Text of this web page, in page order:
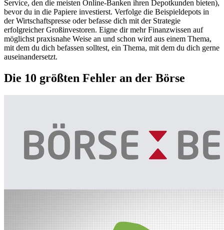
Service, den die meisten Online-Banken ihren Depotkunden bieten),
bevor du in die Papiere investierst. Verfolge die Beispieldepots in
der Wirtschaftspresse oder befasse dich mit der Strategie
erfolgreicher Großinvestoren. Eigne dir mehr Finanzwissen auf
möglichst praxisnahe Weise an und schon wird aus einem Thema,
mit dem du dich befassen solltest, ein Thema, mit dem du dich gerne
auseinandersetzt.
Die 10 größten Fehler an der Börse